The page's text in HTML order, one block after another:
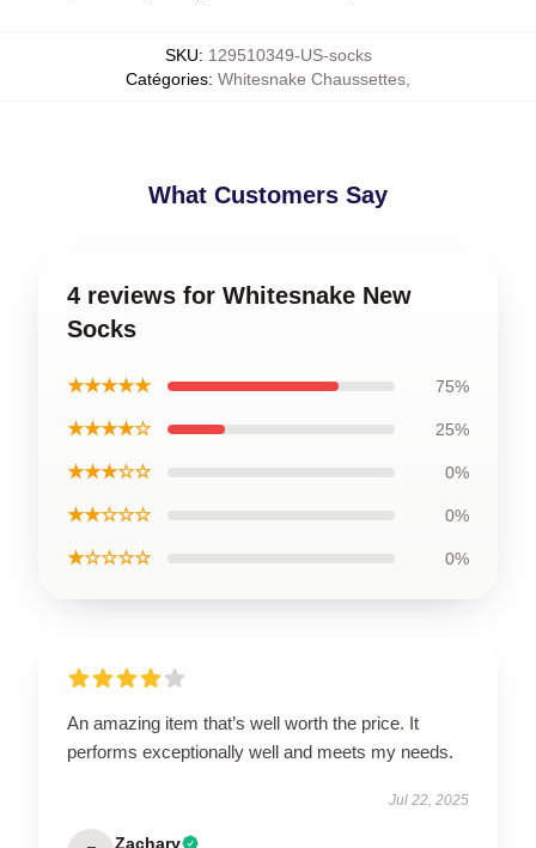
SKU: 129510349-US-socks
Catégories: Whitesnake Chaussettes
What Customers Say
4 reviews for Whitesnake New
Socks
★★★★★ 75%
★★★★☆ 25%
★★★☆☆ 0%
★★☆☆☆ 0%
★☆☆☆☆ 0%
An amazing item that’s well worth the price. It
performs exceptionally well and meets my needs.
Jul 22, 2025
Zachary